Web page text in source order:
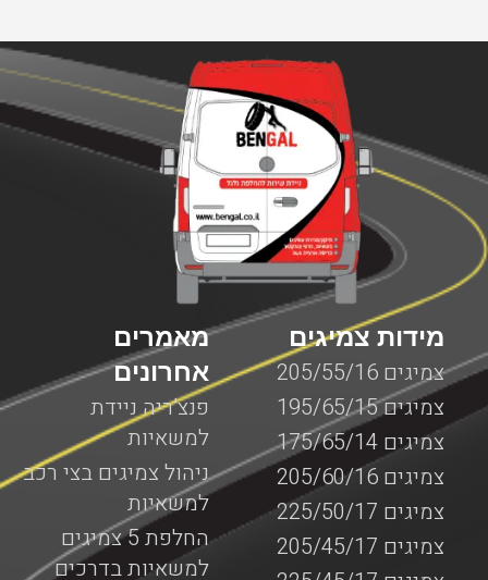
מאמרים
אחרונים
פנצ’ריה ניידת
למשאיות
ניהול צמיגים בצי רכב
למשאיות
החלפת 5 צמיגים
למשאיות בדרכים
מידות צמיגים
צמיגים 205/55/16
צמיגים 195/65/15
צמיגים 175/65/14
צמיגים 205/60/16
צמיגים 225/50/17
צמיגים 205/45/17